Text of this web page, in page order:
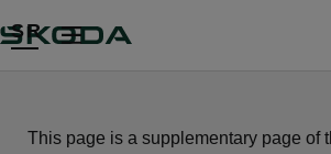
SR
This page is a supplementary page of